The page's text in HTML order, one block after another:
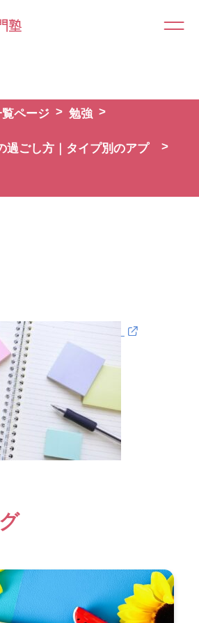
ページ
勉強
過ごし方｜タイプ別のアプ